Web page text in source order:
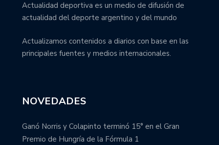
Actualidad deportiva es un medio de difusión de
actualidad del deporte argentino y del mundo
Actualizamos contenidos a diarios con base en las
principales fuentes y medios internacionales.
NOVEDADES
Ganó Norris y Colapinto terminó 15° en el Gran
Premio de Hungría de la Fórmula 1